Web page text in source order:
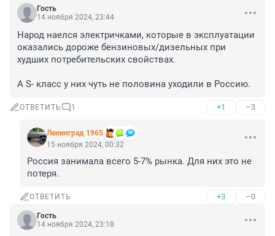
Гость
14 ноября 2024, 23:44
Народ наелся электричками, которые в эксплуатации
оказались дороже бензиновых/дизельных при
худших потребительских свойствах.
А S- класс у них чуть не половина уходили в Россию.
ОТВЕТИТЬ 1 +1 –3
Ленинград 1965
15 ноября 2024, 00:32
Россия занимала всего 5-7% рынка. Для них это не
потеря.
ОТВЕТИТЬ +3 –0
Гость
14 ноября 2024, 23:18